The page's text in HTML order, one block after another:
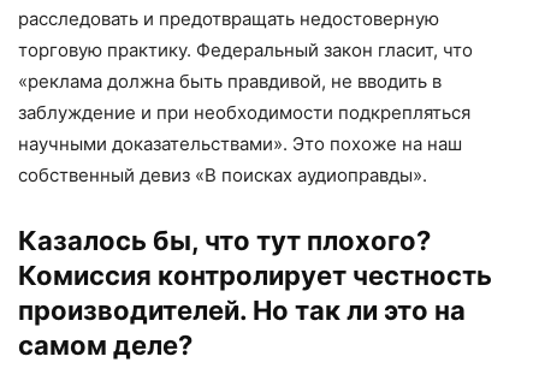
расследовать и предотвращать недостоверную
торговую практику. Федеральный закон гласит, что
«реклама должна быть правдивой, не вводить в
заблуждение и при необходимости подкрепляться
научными доказательствами». Это похоже на наш
собственный девиз «В поисках аудиоправды».
Казалось бы, что тут плохого?
Комиссия контролирует честность
производителей. Но так ли это на
самом деле?